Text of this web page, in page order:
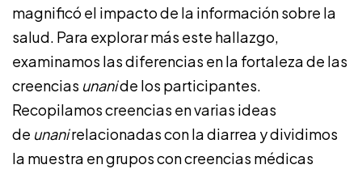
magnificó el impacto de la información sobre la
salud. Para explorar más este hallazgo,
examinamos las diferencias en la fortaleza de las
creencias unanide los participantes.
Recopilamos creencias en varias ideas
de unanirelacionadas con la diarrea y dividimos
la muestra en grupos con creencias médicas